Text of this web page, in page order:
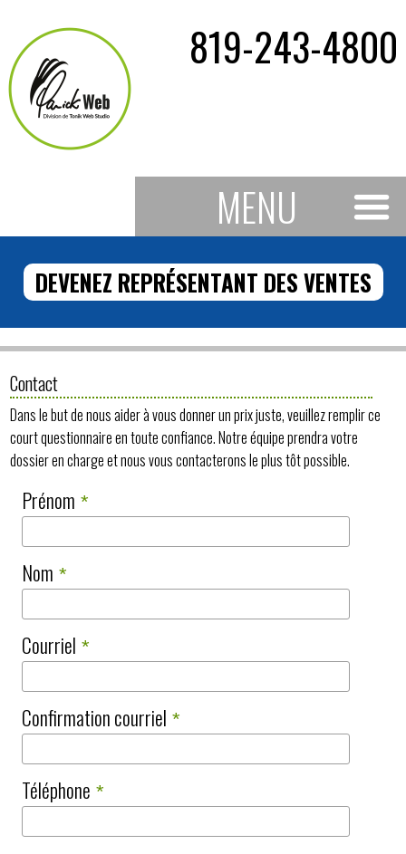
819-243-4800
MENU
DEVENEZ REPRÉSENTANT DES VENTES
Contact
Dans le but de nous aider à vous donner un prix juste, veuillez remplir ce
court questionnaire en toute confiance. Notre équipe prendra votre
dossier en charge et nous vous contacterons le plus tôt possible.
Prénom *
Nom *
Courriel *
Confirmation courriel *
Téléphone *